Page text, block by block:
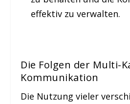
effektiv zu verwalten.
Die Folgen der Multi-
Kommunikation
Die Nutzung vieler